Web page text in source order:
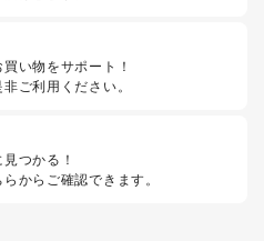
い物をサポート！
ご利用ください。
つかる！
からご確認できます。